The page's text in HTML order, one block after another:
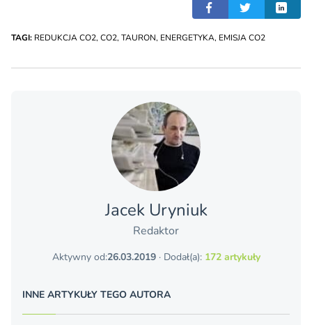
TAGI: REDUKCJA CO2, CO2, TAURON, ENERGETYKA, EMISJA CO2
Jacek Uryniuk
Redaktor
Aktywny od:26.03.2019· Dodał(a): 172 artykuły
INNE ARTYKUŁY TEGO AUTORA